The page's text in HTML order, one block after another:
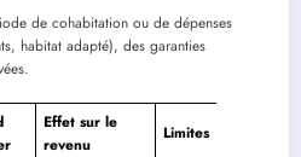
de cohabitation ou de dépenses
habitat adapté), des garanties
Effet sur le
revenu
Limites